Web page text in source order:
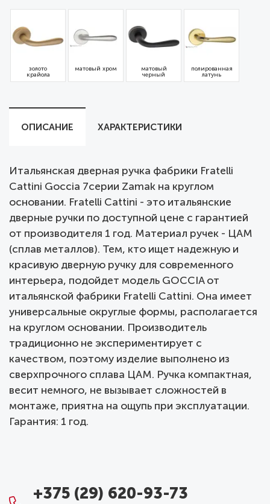
золото
крайола
матовый хром
матовый
черный
полированная
латунь
ОПИСАНИЕ ХАРАКТЕРИСТИКИ
Итальянская дверная ручка фабрики Fratelli
Cattini Goccia 7серии Zamak на круглом
основании. Fratelli Cattini - это итальянские
дверные ручки по доступной цене с гарантией
от производителя 1 год. Материал ручек - ЦАМ
(сплав металлов). Тем, кто ищет надежную и
красивую дверную ручку для современного
интерьера, подойдет модель GOCCIA от
итальянской фабрики Fratelli Cattini. Она имеет
универсальные округлые формы, располагается
на круглом основании. Производитель
традиционно не экспериментирует с
качеством, поэтому изделие выполнено из
сверхпрочного сплава ЦАМ. Ручка компактная,
весит немного, не вызывает сложностей в
монтаже, приятна на ощупь при эксплуатации.
Гарантия: 1 год.
+375 (29) 620-93-73